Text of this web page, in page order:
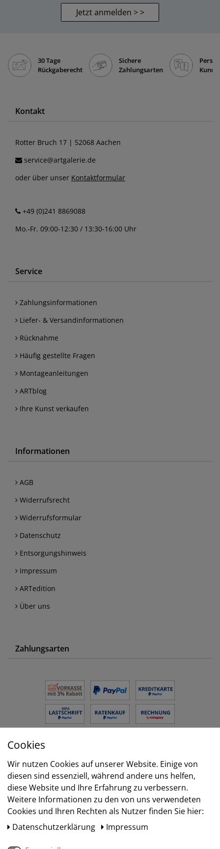
Jetzt anmelden > >
30 Tage
Rückgaberecht
Sichere
Zahlungsarten
Kontakt
Rotter Bruch 17 | 52068 Aachen
service@artgalerie.de
oder über unser Kontaktformular
+49 (0)241 8869088
Mo.-Fr. 09:00-12:30 / 13:30-16:00 Uhr
Service
Zahlungsinformationen
Liefer- & Versandinformationen
Rücknahme
Häufig gestellte Fragen
Montageanleitungen
ARTblog
Ihre Kunst verkaufen
Informationen
AGB
Widerrufsrecht
Widerrufsformular
Datenschutz
Entsorgungshinweis
Impressum
ARTedition
Über uns
Zahlungsarten
Versand
Cookies
Wir nutzen Cookies auf unserer Website. Einige von
diesen sind essenziell, während andere uns helfen,
diese Website und Ihre Erfahrung zu verbessern.
Weitere Informationen zu den von uns verwendeten
Cookies und Ihren Rechten als Nutzer finden Sie hier:
Daten­schutz­erklärung
Impressum